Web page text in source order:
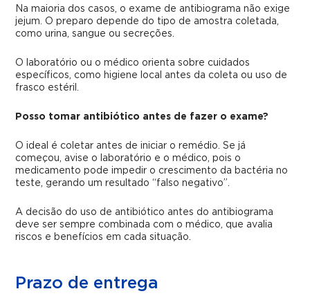
Na maioria dos casos, o exame de antibiograma não exige
jejum. O preparo depende do tipo de amostra coletada,
como urina, sangue ou secreções.
O laboratório ou o médico orienta sobre cuidados
específicos, como higiene local antes da coleta ou uso de
frasco estéril.
Posso tomar antibiótico antes de fazer o exame?
O ideal é coletar antes de iniciar o remédio. Se já
começou, avise o laboratório e o médico, pois o
medicamento pode impedir o crescimento da bactéria no
teste, gerando um resultado “falso negativo”.
A decisão do uso de antibiótico antes do antibiograma
deve ser sempre combinada com o médico, que avalia
riscos e benefícios em cada situação.
Prazo de entrega